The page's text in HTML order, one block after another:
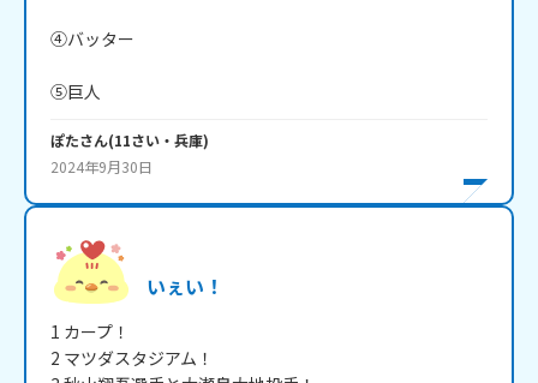
④バッター
⑤巨人
ぽたさん(11さい・ 兵庫)
2024年9月30日
いぇい！
1 カープ！
2 マツダスタジアム！